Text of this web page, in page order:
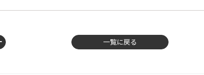
一覧に戻る